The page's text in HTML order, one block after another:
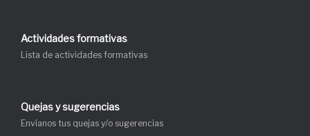
Actividades formativas
Lista de actividades formativas
Quejas y sugerencias
Envíanos tus quejas y/o sugerencias